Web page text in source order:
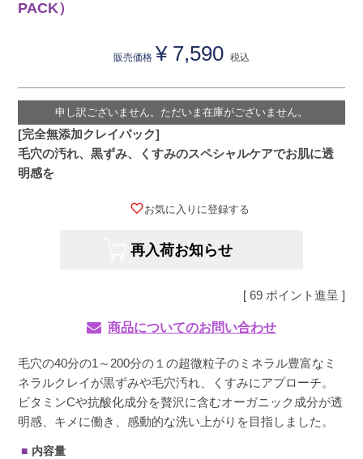
PACK）
販売価格 ¥ 7,590 税込
申し訳ございません。ただいま在庫がございません。
[完全無添加クレイパック]
毛穴の汚れ、黒ずみ、くすみのスペシャルケアでお肌に透
明感を
お気に入りに登録する
再入荷お知らせ
[ 69 ポイント進呈 ]
商品についてのお問い合わせ
毛穴の40分の1～200分の１の超微粒子のミネラル豊富なミ
ネラルクレイが黒ずみや毛穴汚れ、くすみにアプローチ。
ビタミンCや抗酸化成分を贅沢に含むオーガニック成分が透
明感、キメに働き、感動的な洗い上がりを目指しました。
内容量